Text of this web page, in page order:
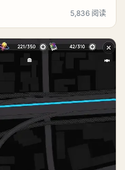
诉大家。异环异象委托
丰厚奖励。一、任务整
领取专属任务奖励稳定
解锁游戏高阶内容：高
5,836 阅读